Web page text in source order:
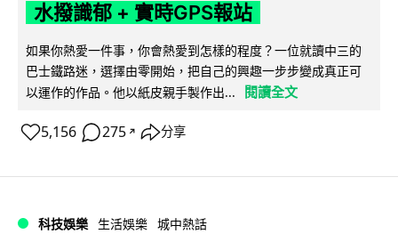
水撥識郁 + 實時GPS報站
如果你熱愛一件事，你會熱愛到怎樣的程度？一位就讀中三的
巴士鐵路迷，選擇由零開始，把自己的興趣一步步變成真正可
以運作的作品。他以紙皮親手製作出...
閱讀全文
5,156 275 ↗ 分享
科技娛樂 生活娛樂 城中熱話